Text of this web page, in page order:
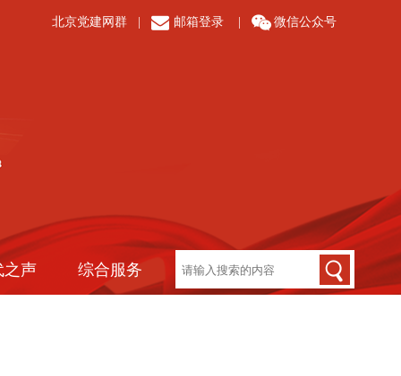
北京党建网群 邮箱登录 微信公众号
之声 综合服务